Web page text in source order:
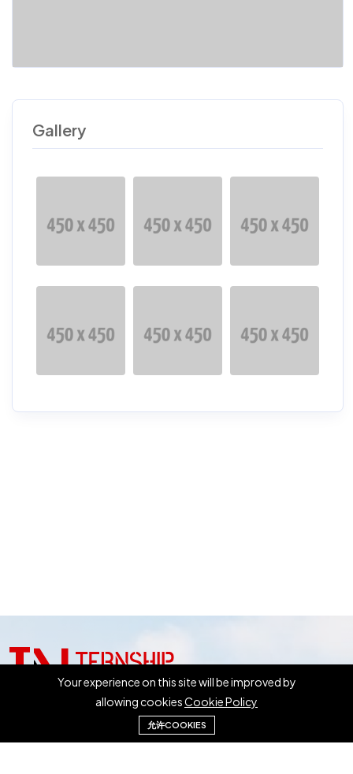
Gallery
0081-50-3631-2628
Your experience on this site will be improved by
allowing cookiesCookie Policy
允许COOKIES